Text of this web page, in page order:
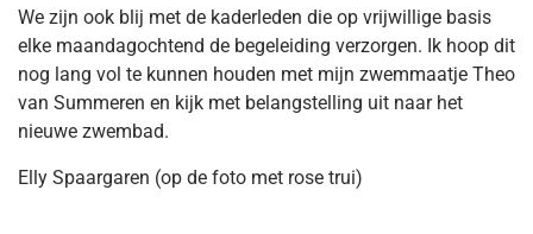
We zijn ook blij met de kaderleden die op vrijwillige basis
elke maandagochtend de begeleiding verzorgen. Ik hoop dit
nog lang vol te kunnen houden met mijn zwemmaatje Theo
van Summeren en kijk met belangstelling uit naar het
nieuwe zwembad.
Elly Spaargaren (op de foto met rose trui)